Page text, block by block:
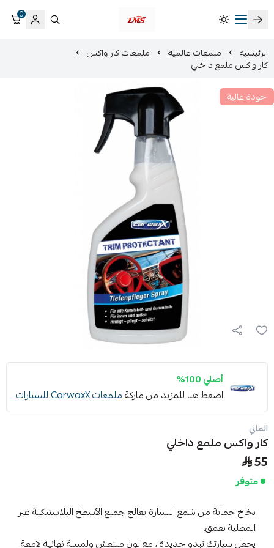
متجر لمسات الشرقية لزينة سيارات LMS
0
الرئيسية ملمعات عالمية ملمعات كار واكس
كار واكس ملمع داخلي
جودة عالية
أصلي 100%
اضغط هنا للمزيد من ماركةملمعات CarwaxX للسيارات
الماني
كار واكس ملمع داخلي
55
متوفر
بخاخ حماية من شمع السيارة يعالج جميع الأسطح البلاستيكية غير
المطلية بعمق.
يجعل سيارتك تبدو جديدة ، مع لون منتعش ولمسة نهائية لامعة.